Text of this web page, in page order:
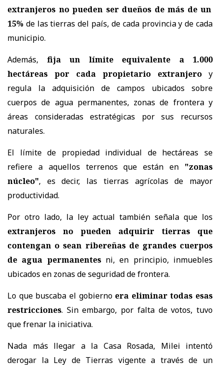
extranjeros no pueden ser dueños de más de un
15% de las tierras del país, de cada provincia y de cada
municipio.
Además, fija un límite equivalente a 1.000
hectáreas por cada propietario extranjero y
regula la adquisición de campos ubicados sobre
cuerpos de agua permanentes, zonas de frontera y
áreas consideradas estratégicas por sus recursos
naturales.
El límite de propiedad individual de hectáreas se
refiere a aquellos terrenos que están en "zonas
núcleo", es decir, las tierras agrícolas de mayor
productividad.
Por otro lado, la ley actual también señala que los
extranjeros no pueden adquirir tierras que
contengan o sean ribereñas de grandes cuerpos
de agua permanentesni, en principio, inmuebles
ubicados en zonas de seguridad de frontera.
Lo que buscaba el gobierno era eliminar todas esas
restricciones. Sin embargo, por falta de votos, tuvo
que frenar la iniciativa.
Nada más llegar a la Casa Rosada, Milei intentó
derogar la Ley de Tierras vigente a través de un